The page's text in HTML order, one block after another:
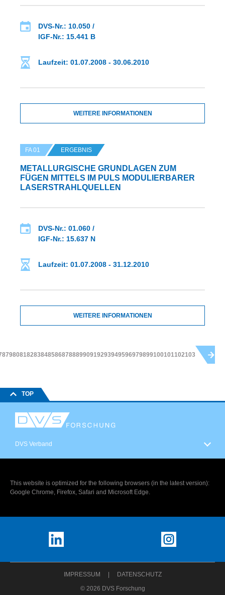
DVS-Nr.: 10.050 /
IGF-Nr.: 15.441 B
Laufzeit: 01.07.2008 - 30.06.2010
WEITERE INFORMATIONEN
FA 01 ERGEBNIS
METALLURGISCHE GRUNDLAGEN ZUM
FÜGEN MITTELS IM PULS MODULIERBARER
LASERSTRAHLQUELLEN
DVS-Nr.: 01.060 /
IGF-Nr.: 15.637 N
Laufzeit: 01.07.2008 - 31.12.2010
WEITERE INFORMATIONEN
798081828384858687888990919293949596979899100101102103
TOP
DVS Verband
This website is optimized for the following browsers (in the latest version):
Google Chrome, Firefox, Safari and Microsoft Edge.
IMPRESSUM
DATENSCHUTZ
© 2026 DVS Forschung